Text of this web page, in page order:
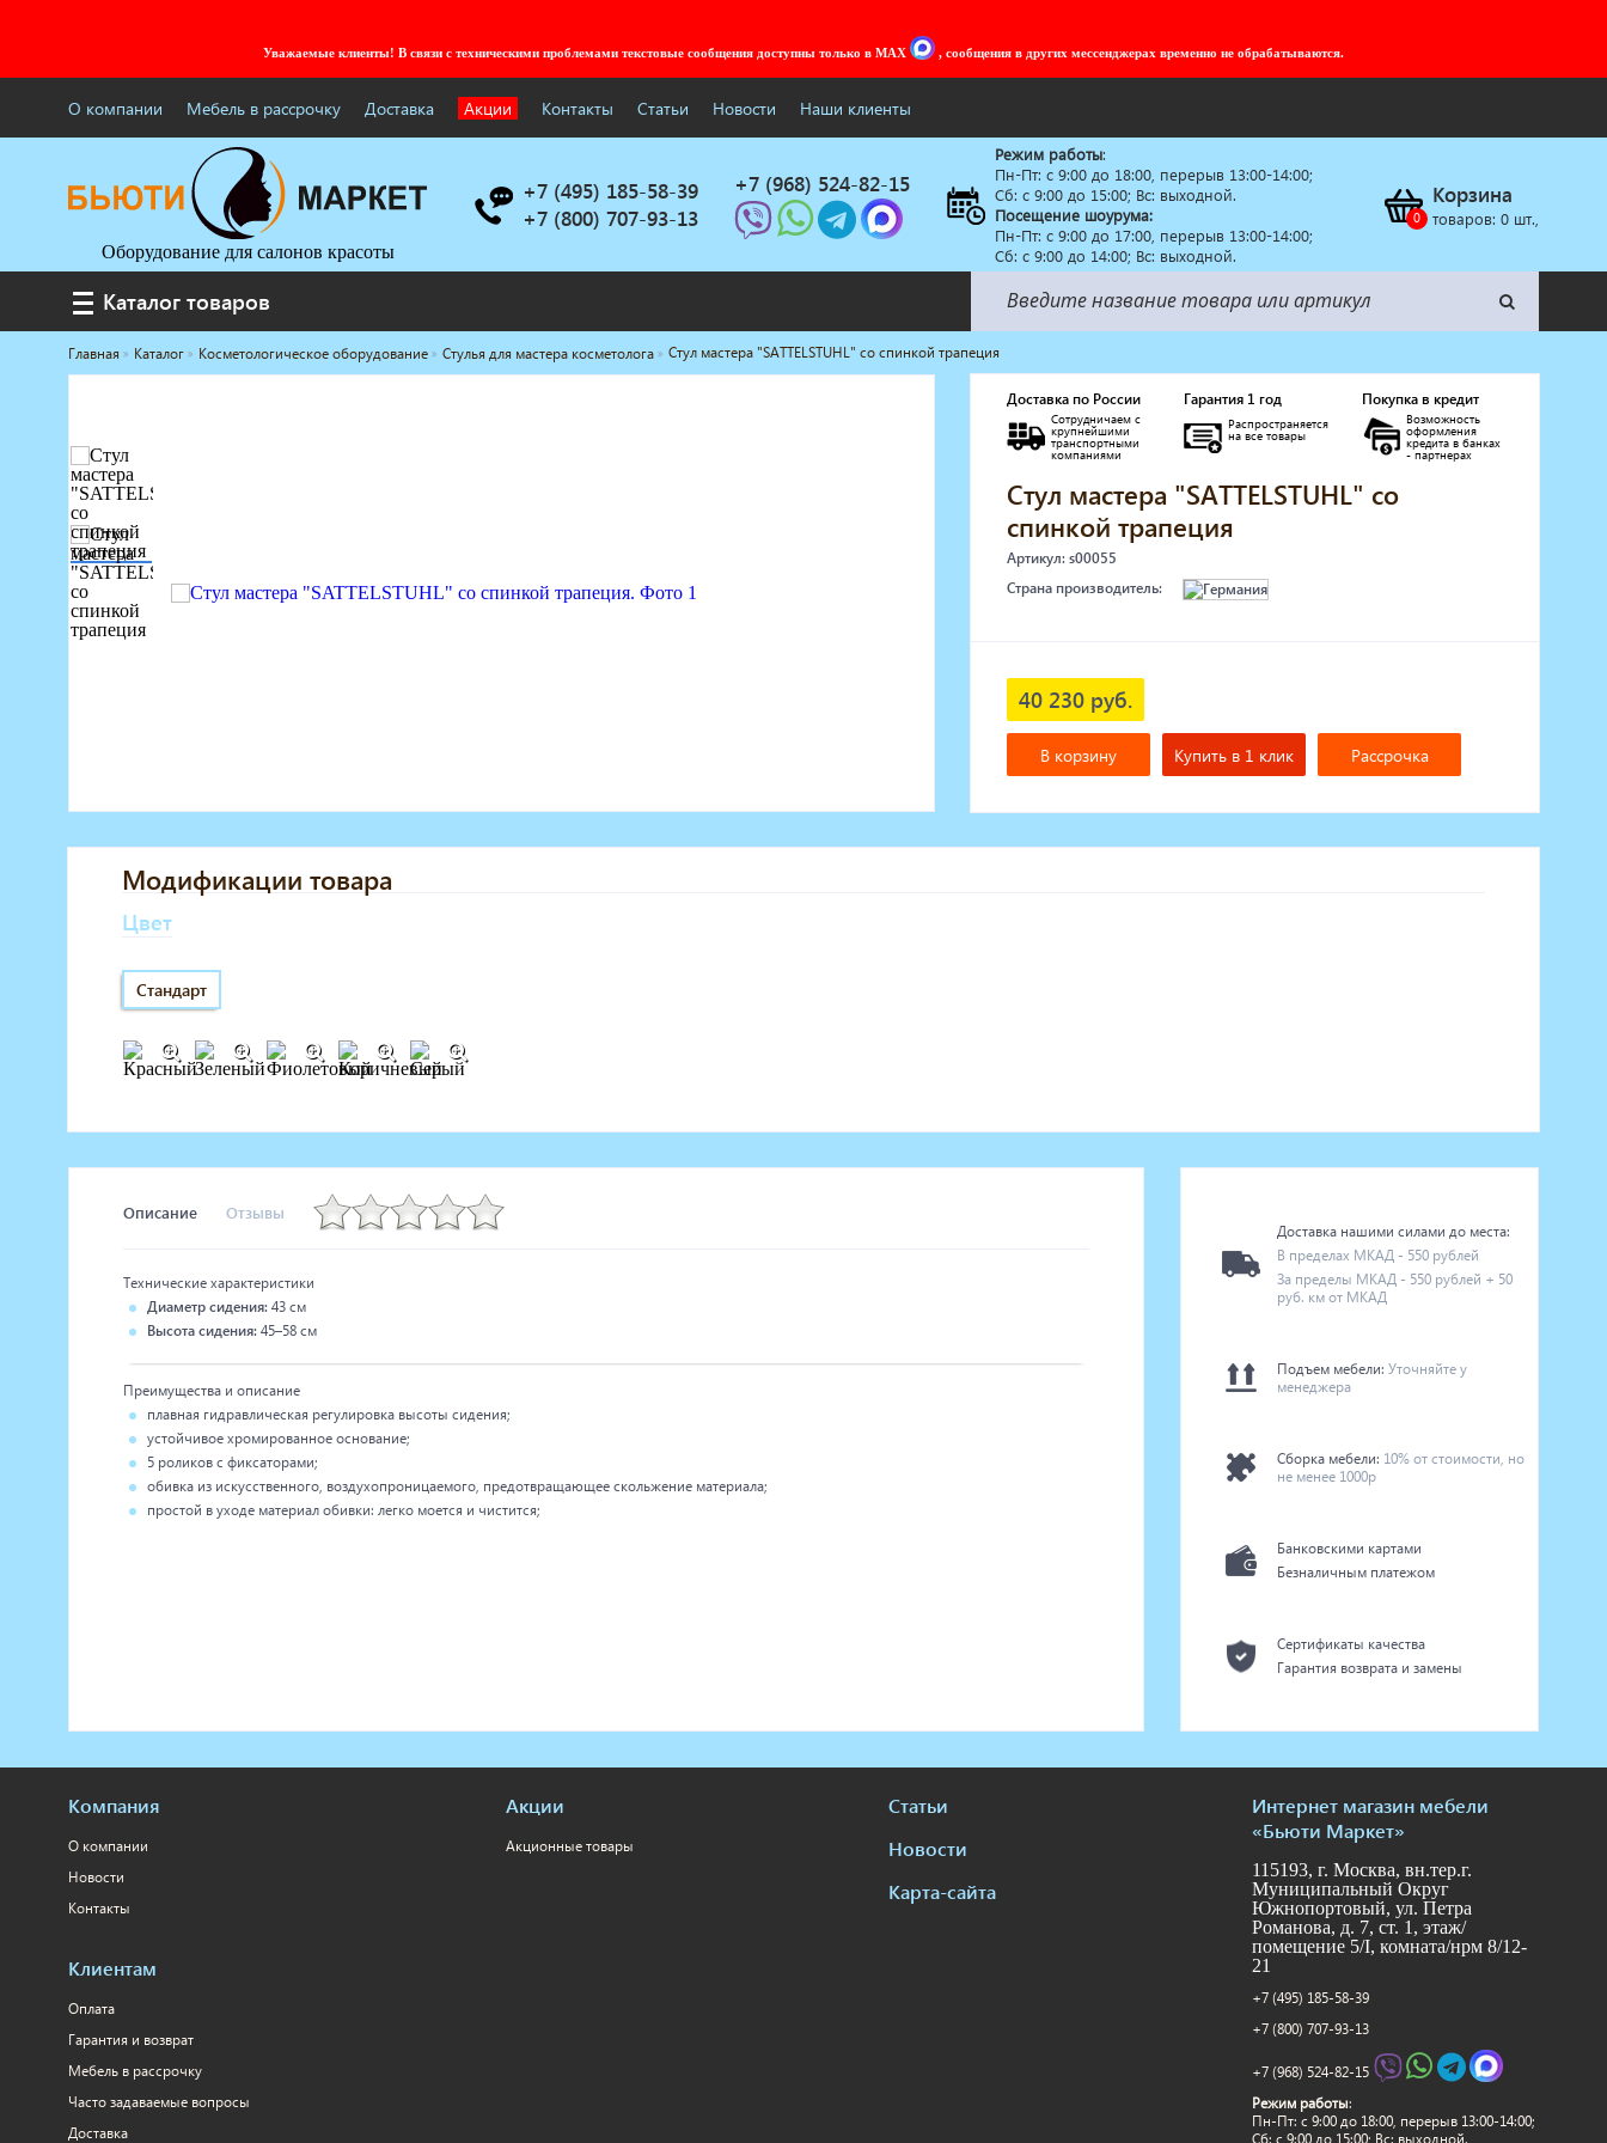
Уважаемые клиенты! В связи с техническими проблемами текстовые сообщения доступны только в MAX , сообщения в других мессенджерах временно не обрабатываются.
О компании Мебель в рассрочку Доставка Акции Контакты Статьи Новости Наши клиенты
Оборудование для салонов красоты
+7 (495) 185-58-39
+7 (800) 707-93-13
+7 (968) 524-82-15
Режим работы:
Пн-Пт: c 9:00 до 18:00, перерыв 13:00-14:00;
Сб: с 9:00 до 15:00; Вс: выходной.
Посещение шоурума:
Пн-Пт: c 9:00 до 17:00, перерыв 13:00-14:00;
Сб: с 9:00 до 14:00; Вс: выходной.
Корзина
товаров: 0шт.,
Каталог товаров
Каталог товаров
Услуги под ключ
удостоверением
Парикмахерское оборудование
Косметологическое оборудование
Маникюрное оборудование
Педикюрное оборудование
Массажное и SPA оборудование
Стерилизаторы
Солярии
Мебель в стиле Лофт
Доставка за один день
Главная Каталог Косметологическое оборудование Стулья для мастера косметолога Стул мастера "SATTELSTUHL" со спинкой трапеция
Доставка по России
Сотрудничаем с
крупнейшими
транспортными
компаниями
Гарантия 1 год
Распространяется
на все товары
Покупка в кредит
Возможность
оформления
кредита в банках
- партнерах
Стул мастера "SATTELSTUHL" со
спинкой трапеция
Артикул: s00055
Страна производитель:
40 230 руб.
В корзину Купить в 1 клик Рассрочка
Модификации товара
Цвет
Стандарт
Описание Отзывы
Технические характеристики
Диаметр сидения: 43 см
Высота сидения: 45–58 см
Преимущества и описание
плавная гидравлическая регулировка высоты сидения;
устойчивое хромированное основание;
5 роликов с фиксаторами;
обивка из искусственного, воздухопроницаемого, предотвращающее скольжение материала;
простой в уходе материал обивки: легко моется и чистится;
Доставка нашими силами до места:
В пределах МКАД - 550 рублей
За пределы МКАД - 550 рублей + 50
руб. км от МКАД
Подъем мебели: Уточняйте у
менеджера
Сборка мебели: 10% от стоимости, но
не менее 1000р
Банковскими картами
Безналичным платежом
Сертификаты качества
Гарантия возврата и замены
Компания
О компании
Новости
Контакты
Клиентам
Оплата
Гарантия и возврат
Мебель в рассрочку
Часто задаваемые вопросы
Доставка
Акции
Акционные товары
Статьи
Новости
Карта-сайта
Интернет магазин мебели
«Бьюти Маркет»
115193, г. Москва, вн.тер.г.
Муниципальный Округ
Южнопортовый, ул. Петра
Романова, д. 7, ст. 1, этаж/
помещение 5/I, комната/нрм 8/12-
21
+7 (495) 185-58-39
+7 (800) 707-93-13
+7 (968) 524-82-15
Режим работы:
Пн-Пт: c 9:00 до 18:00, перерыв 13:00-14:00;
Сб: с 9:00 до 15:00; Вс: выходной.